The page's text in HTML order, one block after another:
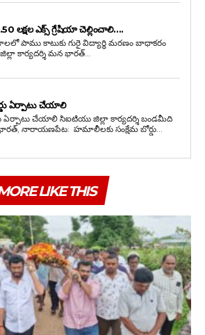
లక్షల ఎక్స్ గ్రేషియా చెల్లించాలి….
పాము కాటుకు గురై విద్యార్థి మరణం బాధాకరం
బండమీది బలరాం CITU జిల్లా కార్యదర్శి మన భారత్...
ఏర్పాటు చేయాలి
జిల్లా కార్యదర్శి బండమీది
మన భారత్, నారాయణపేట: హమాలీలకు సంక్షేమ బోర్డు...
LIKE THIS